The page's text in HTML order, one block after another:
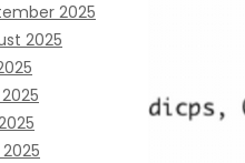
2025
2025